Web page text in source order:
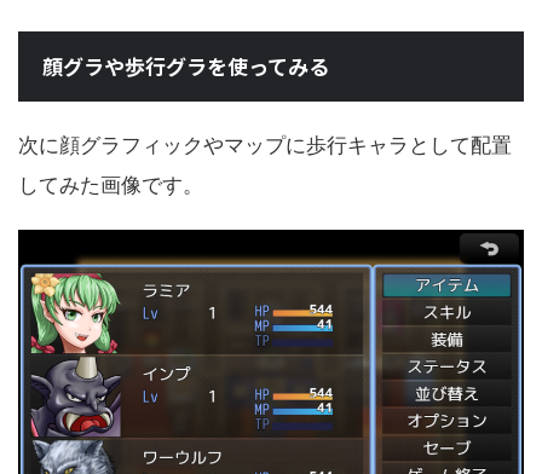
顔グラや歩行グラを使ってみる
次に顔グラフィックやマップに歩行キャラとして配置
してみた画像です。